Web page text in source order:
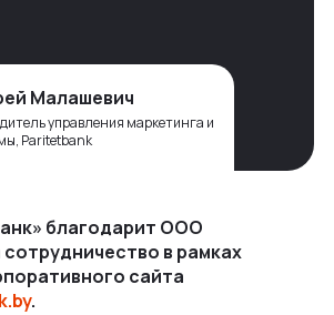
Малашевич
управления маркетинга и
Paritetbank
благодарит ООО
в рамках
сайта
.